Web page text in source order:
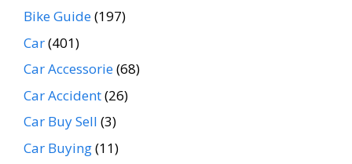
Bike Guide(197)
Car(401)
Car Accessorie(68)
Car Accident(26)
Car Buy Sell (3)
Car Buying(11)